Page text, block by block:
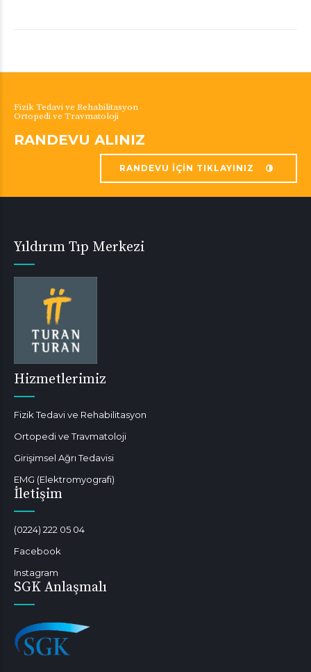
Fizik Tedavi ve Rehabilitasyon
Ortopedi ve Travmatoloji
RANDEVU ALINIZ
RANDEVU İÇİN TIKLAYINIZ
Yıldırım Tıp Merkezi
Hizmetlerimiz
Fizik Tedavi ve Rehabilitasyon
Ortopedi ve Travmatoloji
Girişimsel Ağrı Tedavisi
EMG (Elektromyografi)
İletişim
(0224) 222 05 04
Facebook
Instagram
SGK Anlaşmalı